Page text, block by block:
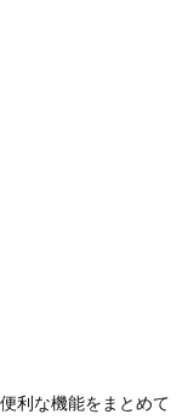
便利な機能をまとめて